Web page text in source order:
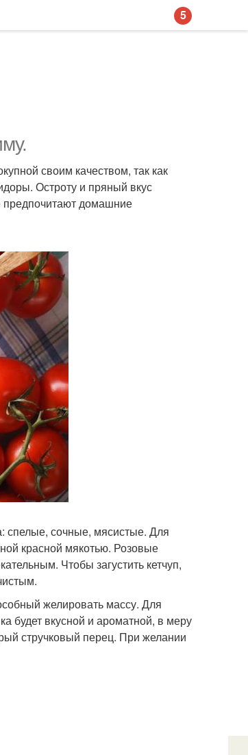
своим качеством, так как
Остроту и пряный вкус
предпочитают домашние
спелые, сочные, мясистые. Для
красной мякотью. Розовые
Чтобы загустить кетчуп,
желировать массу. Для
будет вкусной и ароматной, в меру
стручковый перец. При желании
5